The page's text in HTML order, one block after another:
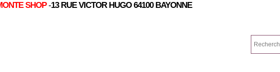
SHOP -13 RUE VICTOR HUGO 64100 BAYONNE